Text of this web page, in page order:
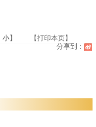
小】
【打印本页】
分享到：